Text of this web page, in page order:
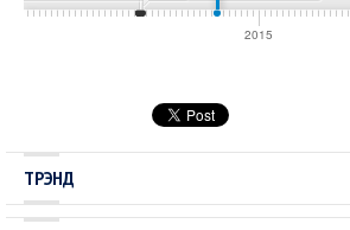
2015
ТРЭНД